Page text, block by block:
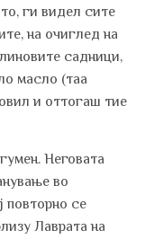
ги видел сите
на очиглед на
садници,
масло (таа
и оттогаш тие
Неговата
во
повторно се
Лаврата на